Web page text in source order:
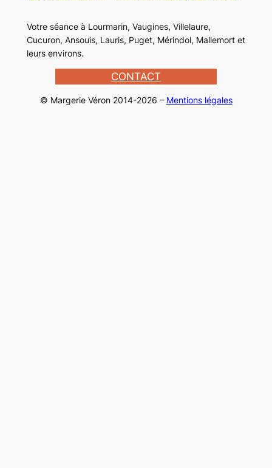
Votre séance à Lourmarin, Vaugines, Villelaure,
Cucuron, Ansouis, Lauris, Puget, Mérindol, Mallemort et
leurs environs.
CONTACT
© Margerie Véron 2014-2026 – Mentions légales